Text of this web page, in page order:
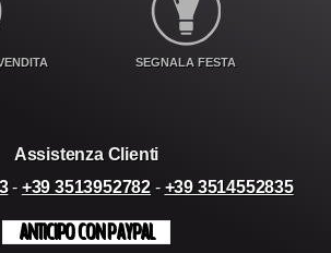
SEGNALA FESTA
Assistenza Clienti
- +39 3513952782 - +39 3514552835
ANTICIPO CON PAYPAL